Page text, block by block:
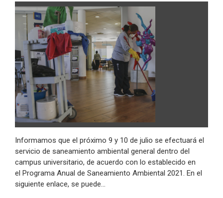
Informamos que el próximo 9 y 10 de julio se efectuará el
servicio de saneamiento ambiental general dentro del
campus universitario, de acuerdo con lo establecido en
el Programa Anual de Saneamiento Ambiental 2021. En el
siguiente enlace, se puede…